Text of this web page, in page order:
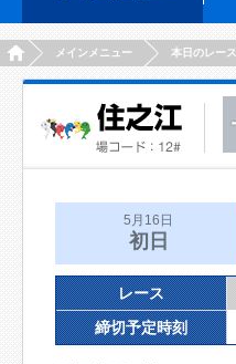
HOMEメインメニュー 本日のレース
5月16日
初日
レース
締切予定時刻